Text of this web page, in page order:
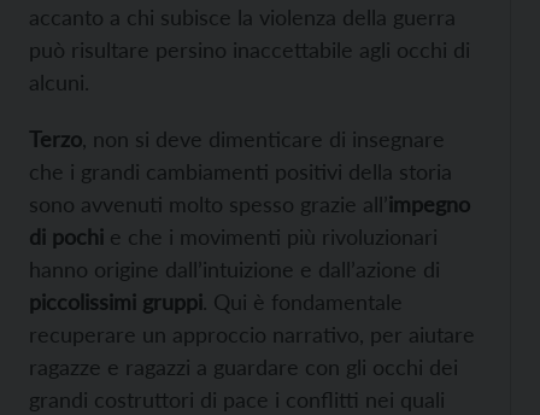
accanto a chi subisce la violenza della guerra
può risultare persino inaccettabile agli occhi di
alcuni.
Terzo , non si deve dimenticare di insegnare
che i grandi cambiamenti positivi della storia
sono avvenuti molto spesso grazie all’impegno
di pochi e che i movimenti più rivoluzionari
hanno origine dall’intuizione e dall’azione di
piccolissimi gruppi. Qui è fondamentale
recuperare un approccio narrativo, per aiutare
ragazze e ragazzi a guardare con gli occhi dei
grandi costruttori di pace i conflitti nei quali